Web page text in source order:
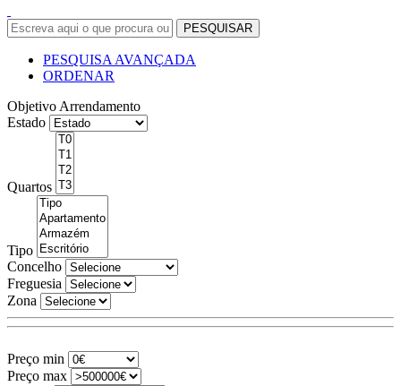
PESQUISA AVANÇADA
ORDENAR
Objetivo Arrendamento
Estado
Quartos
Tipo
Concelho
Freguesia
Zona
Preço min
Preço max